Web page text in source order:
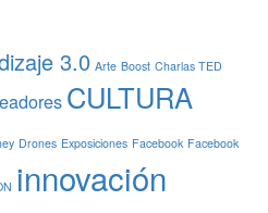
3.0 Arte Boost Charlas TED
CULTURA
Drones Exposiciones Facebook Facebook
innovación